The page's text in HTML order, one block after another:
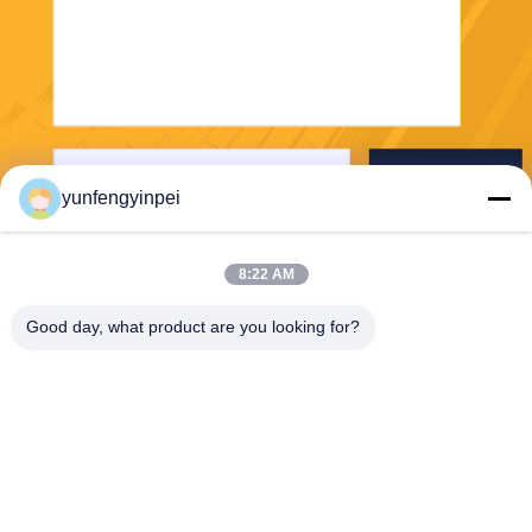
yunfengyinpei
8:22 AM
Good day, what product are you looking for?